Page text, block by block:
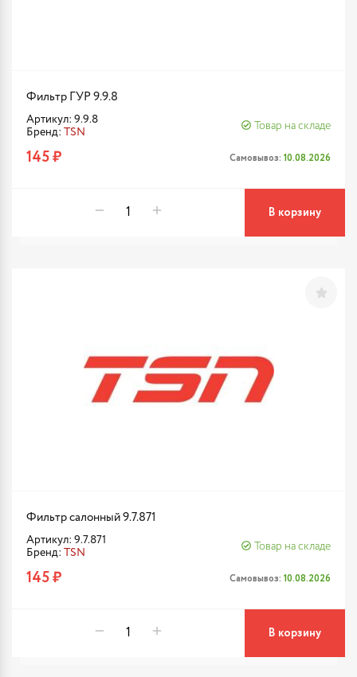
Фильтр ГУР 9.9.8
Артикул: 9.9.8
Бренд: TSN
Товар на складе
145 ₽ Самовывоз: 10.08.2026
В корзину
Фильтр салонный 9.7.871
Артикул: 9.7.871
Бренд: TSN
Товар на складе
145 ₽ Самовывоз: 10.08.2026
В корзину